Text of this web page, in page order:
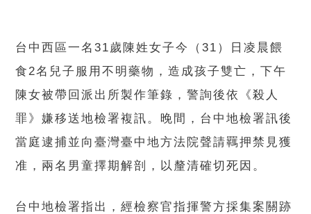
台中西區一名31歲陳姓女子今（31）日凌晨餵
食2名兒子服用不明藥物，造成孩子雙亡，下午
陳女被帶回派出所製作筆錄，警詢後依《殺人
罪》嫌移送地檢署複訊。晚間，台中地檢署訊後
當庭逮捕並向臺灣臺中地方法院聲請羈押禁見獲
准，兩名男童擇期解剖，以釐清確切死因。
台中地檢署指出，經檢察官指揮警方採集案關跡